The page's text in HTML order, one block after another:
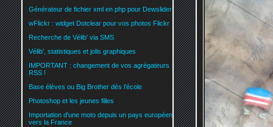
Générateur de fichier xml en php pour Dewslider
wFlickr : widget Dotclear pour vos photos Flickr
Recherche de Vélib' via SMS
Vélib', statistiques et jolis graphiques
IMPORTANT : changement de vos agrégateurs
RSS !
Base élèves ou Big Brother dès l'école
Photoshop et les jeunes filles
Importation d'une moto depuis un pays européen
vers la France